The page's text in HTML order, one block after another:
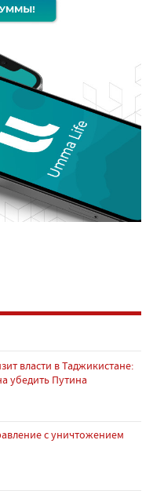
власти в Таджикистане:
убедить Путина
с уничтожением